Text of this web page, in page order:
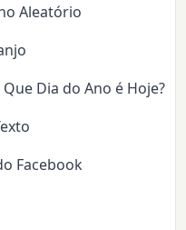
Aleatório
Dia do Ano é Hoje?
Facebook